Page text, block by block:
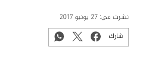
نشرت في: 27 يونيو 2017
شارك